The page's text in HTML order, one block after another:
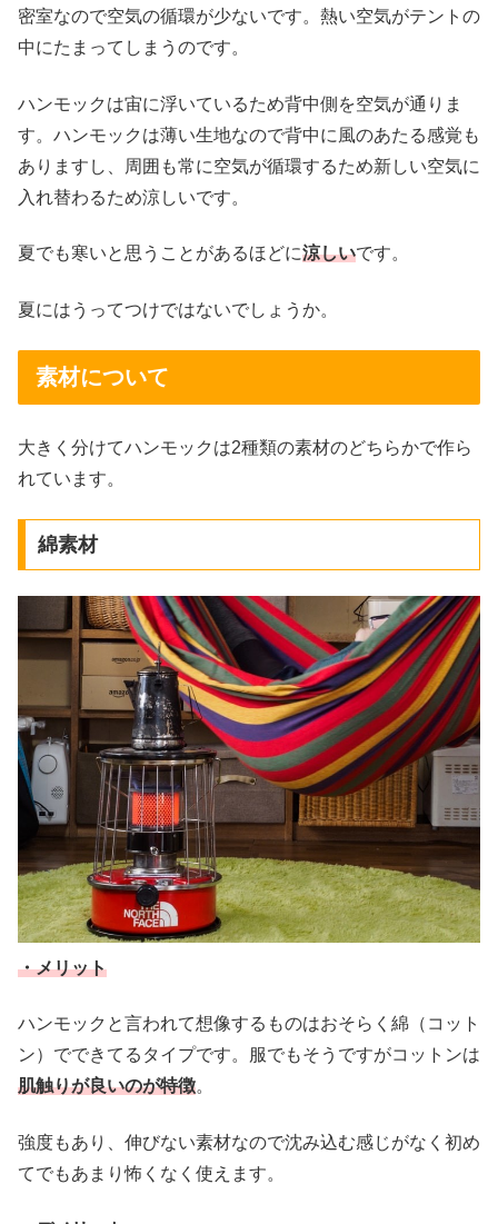
密室なので空気の循環が少ないです。熱い空気がテントの
中にたまってしまうのです。
ハンモックは宙に浮いているため背中側を空気が通りま
す。ハンモックは薄い生地なので背中に風のあたる感覚も
ありますし、周囲も常に空気が循環するため新しい空気に
入れ替わるため涼しいです。
夏でも寒いと思うことがあるほどに涼しいです。
夏にはうってつけではないでしょうか。
素材について
大きく分けてハンモックは2種類の素材のどちらかで作ら
れています。
綿素材
・メリット
ハンモックと言われて想像するものはおそらく綿（コット
ン）でできてるタイプです。服でもそうですがコットンは
肌触りが良いのが特徴。
強度もあり、伸びない素材なので沈み込む感じがなく初め
てでもあまり怖くなく使えます。